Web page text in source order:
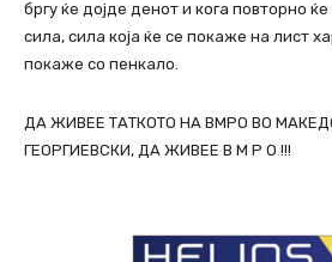
бргу ќе дојде денот и кога повторно
сила, сила која ќе се покаже на лист
покаже со пенкало.
ДА ЖИВЕЕ ТАТКОТО НА ВМРО ВО
ГЕОРГИЕВСКИ, ДА ЖИВЕЕ В М Р О !!!